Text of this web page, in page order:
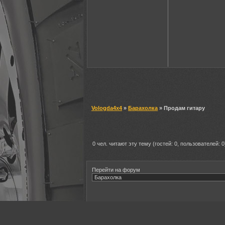
Vologda4x4 » Барахолка » Продам гитару
0 чел. читают эту тему (гостей: 0, пользователей:
Перейти на форум